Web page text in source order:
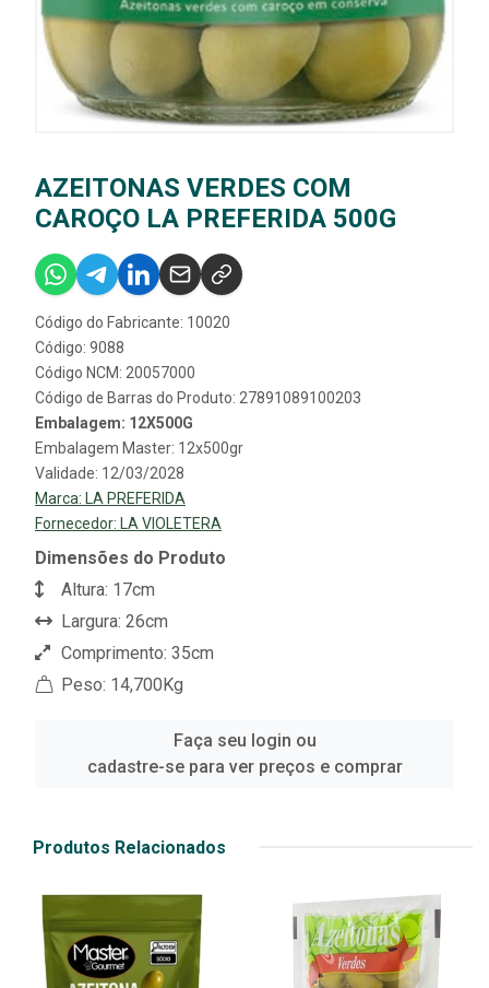
AZEITONAS VERDES COM
CAROÇO LA PREFERIDA 500G
Código do Fabricante: 10020
Código: 9088
Código NCM: 20057000
Código de Barras do Produto: 27891089100203
Embalagem: 12X500G
Embalagem Master: 12x500gr
Validade: 12/03/2028
Marca: LA PREFERIDA
Fornecedor: LA VIOLETERA
Dimensões do Produto
Altura: 17cm
Largura: 26cm
Comprimento: 35cm
Peso: 14,700Kg
Faça seu login ou
cadastre-se para ver preços e comprar
Produtos Relacionados